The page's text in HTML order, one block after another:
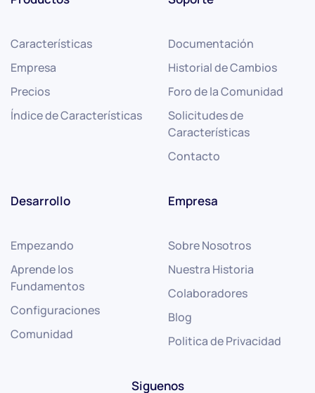
Características
Empresa
Precios
Índice de Características
Documentación
Historial de Cambios
Foro de la Comunidad
Solicitudes de
Características
Contacto
Desarrollo
Empezando
Aprende los
Fundamentos
Configuraciones
Comunidad
Empresa
Sobre Nosotros
Nuestra Historia
Colaboradores
Blog
Politica de Privacidad
Siguenos